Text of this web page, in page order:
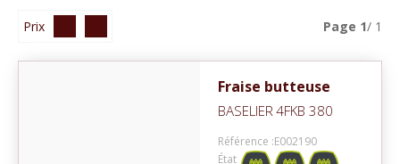
Prix Page 1/ 1
Fraise butteuse
BASELIER4FKB 380
Référence :E002190
État